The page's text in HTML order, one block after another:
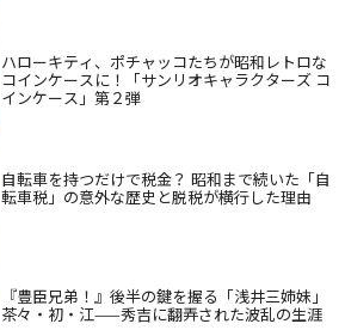
ハローキティ、ポチャッコたちが昭和レトロな
コインケースに！「サンリオキャラクターズ コ
インケース」第２弾
自転車を持つだけで税金？ 昭和まで続いた「自
転車税」の意外な歴史と脱税が横行した理由
『豊臣兄弟！』後半の鍵を握る「浅井三姉妹」
茶々・初・江——秀吉に翻弄された波乱の生涯